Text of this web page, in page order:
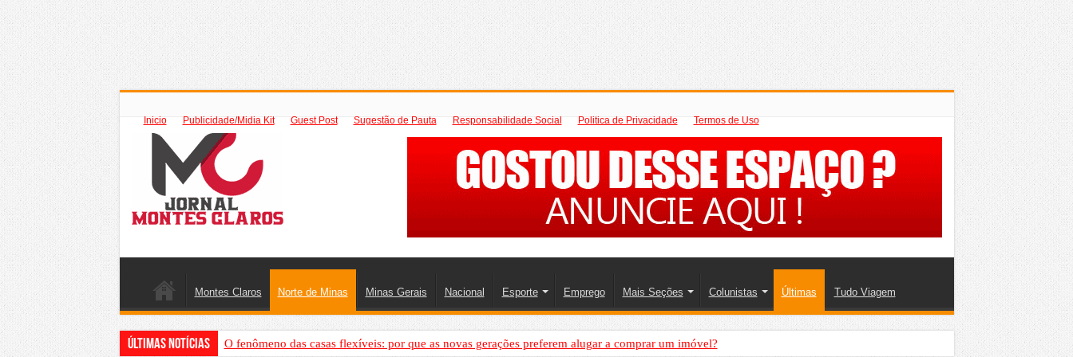
Inicio Publicidade/Midia Kit Guest Post Sugestão de Pauta Responsabilidade Social Politica de Privacidade Termos de Uso
Montes Claros Norte de Minas Minas Gerais Nacional Esporte Emprego Mais Seções Colunistas Últimas Tudo Viagem
Últimas Notícias O fenômeno das casas flexíveis: por que as novas gerações preferem alugar a comprar um imóvel?